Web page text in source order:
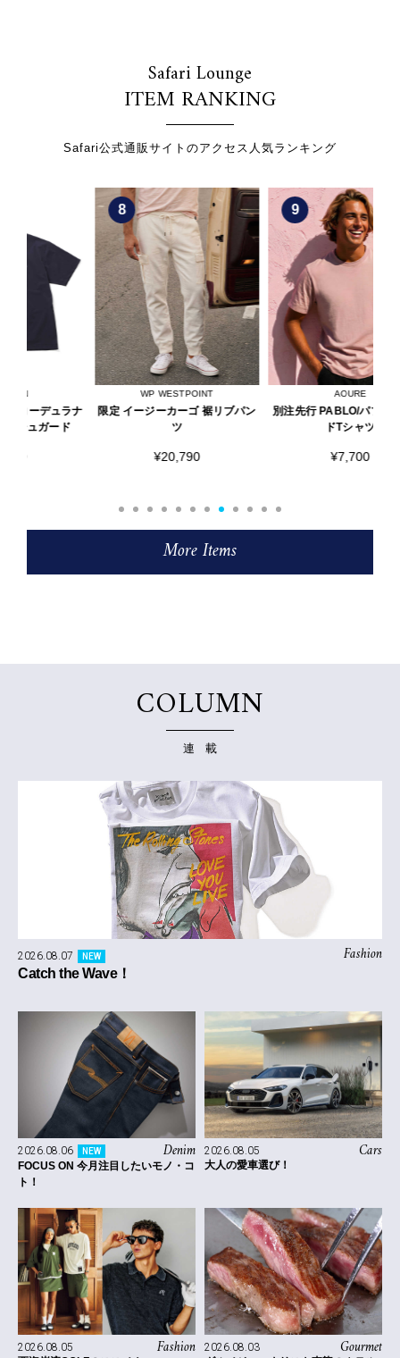
Safari Lounge
ITEM RANKING
Safari公式通販サイトのアクセス人気ランキング
WP WESTPOINT
限定 イージーカーゴ 裾リブパン
9
別注先行 PABLO/パブロ フェー
More Items
COLUMN
連 載
Fashion
2026.08.07 NEW
Catch the Wave！
Denim
2026.08.06 NEW
FOCUS ON 今月注目したいモノ・コ
ト！
Cars
2026.08.05
大人の愛車選び！
Fashion
2026.08.05
Gourmet
2026.08.03